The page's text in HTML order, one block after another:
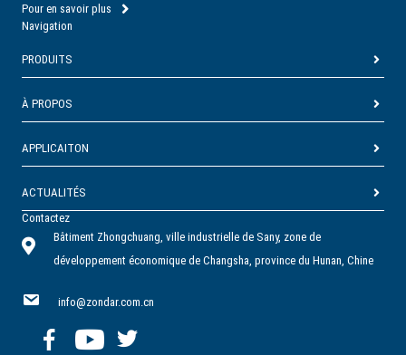
Pour en savoir plus
Navigation
PRODUITS
À PROPOS
APPLICAITON
ACTUALITÉS
Contactez
Bâtiment Zhongchuang, ville industrielle de Sany, zone de
développement économique de Changsha, province du Hunan, Chine
info@zondar.com.cn